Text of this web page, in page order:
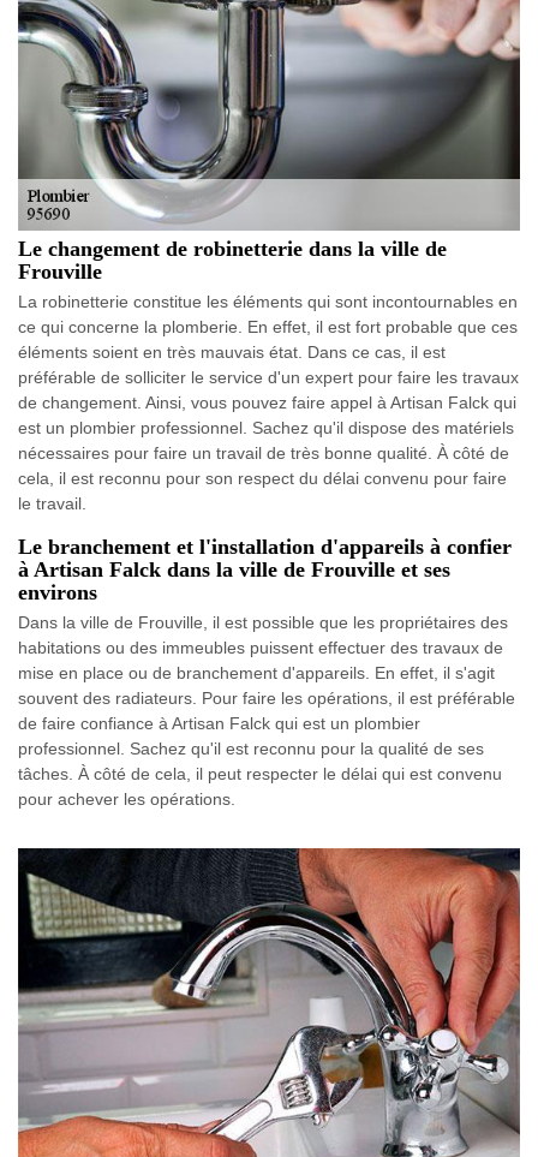
Le changement de robinetterie dans la ville de
Frouville
La robinetterie constitue les éléments qui sont incontournables en
ce qui concerne la plomberie. En effet, il est fort probable que ces
éléments soient en très mauvais état. Dans ce cas, il est
préférable de solliciter le service d'un expert pour faire les travaux
de changement. Ainsi, vous pouvez faire appel à Artisan Falck qui
est un plombier professionnel. Sachez qu'il dispose des matériels
nécessaires pour faire un travail de très bonne qualité. À côté de
cela, il est reconnu pour son respect du délai convenu pour faire
le travail.
Le branchement et l'installation d'appareils à confier
à Artisan Falck dans la ville de Frouville et ses
environs
Dans la ville de Frouville, il est possible que les propriétaires des
habitations ou des immeubles puissent effectuer des travaux de
mise en place ou de branchement d'appareils. En effet, il s'agit
souvent des radiateurs. Pour faire les opérations, il est préférable
de faire confiance à Artisan Falck qui est un plombier
professionnel. Sachez qu'il est reconnu pour la qualité de ses
tâches. À côté de cela, il peut respecter le délai qui est convenu
pour achever les opérations.